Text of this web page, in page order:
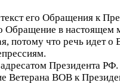
его Обращения к
Обращение в настоящем
потому что речь идет о
Президента РФ.
Ветерана ВОВ к